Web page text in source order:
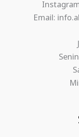
Email: